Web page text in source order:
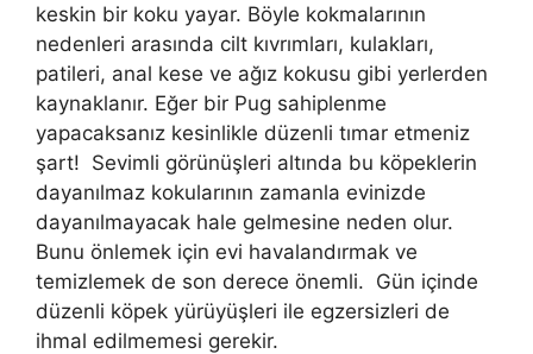
keskin bir koku yayar. Böyle kokmalarının
nedenleri arasında cilt kıvrımları, kulakları,
patileri, anal kese ve ağız kokusu gibi yerlerden
kaynaklanır. Eğer bir Pug sahiplenme
yapacaksanız kesinlikle düzenli tımar etmeniz
şart! Sevimli görünüşleri altında bu köpeklerin
dayanılmaz kokularının zamanla evinizde
dayanılmayacak hale gelmesine neden olur.
Bunu önlemek için evi havalandırmak ve
temizlemek de son derece önemli. Gün içinde
düzenli köpek yürüyüşleri ile egzersizleri de
ihmal edilmemesi gerekir.